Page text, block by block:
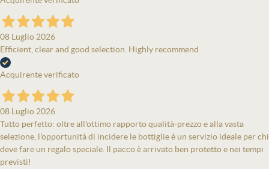
08 Luglio 2026
Efficient, clear and good selection. Highly recommend
Acquirente verificato
08 Luglio 2026
Tutto perfetto: oltre all'ottimo rapporto qualità-prezzo e alla vasta
selezione, l'opportunità di incidere le bottiglie è un servizio ideale per chi
deve fare un regalo speciale. Il pacco è arrivato ben protetto e nei tempi
previsti!